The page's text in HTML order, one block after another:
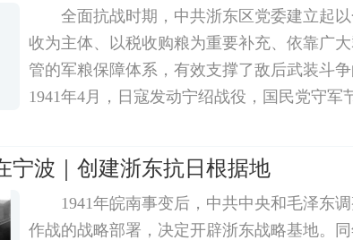
全面抗战时期，中共浙东区党委建立起
收为主体、以税收购粮为重要补充、依靠广
管的军粮保障体系，有效支撑了敌后武装斗争
1941年4月，日寇发动宁绍战役，国民党守军
余姚等浙东重要城市相继沦陷，中共中央当
宁波｜创建浙东抗日根据地
1941年皖南事变后，中共中央和毛泽东
作战的战略部署，决定开辟浙东战略基地。